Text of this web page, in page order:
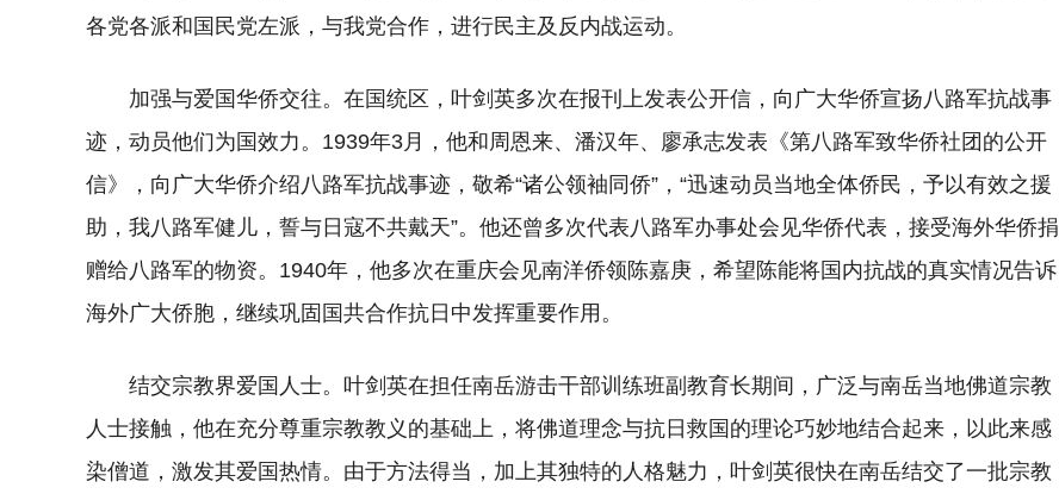
各党各派和国民党左派，与我党合作，进行民主及反内战运动。
加强与爱国华侨交往。在国统区，叶剑英多次在报刊上发表公开信，向广大华侨宣扬八路军抗战事
迹，动员他们为国效力。1939年3月，他和周恩来、潘汉年、廖承志发表《第八路军致华侨社团的公开
信》，向广大华侨介绍八路军抗战事迹，敬希“诸公领袖同侨”，“迅速动员当地全体侨民，予以有效之援
助，我八路军健儿，誓与日寇不共戴天”。他还曾多次代表八路军办事处会见华侨代表，接受海外华侨捐
赠给八路军的物资。1940年，他多次在重庆会见南洋侨领陈嘉庚，希望陈能将国内抗战的真实情况告诉
海外广大侨胞，继续巩固国共合作抗日中发挥重要作用。
结交宗教界爱国人士。叶剑英在担任南岳游击干部训练班副教育长期间，广泛与南岳当地佛道宗教
人士接触，他在充分尊重宗教教义的基础上，将佛道理念与抗日救国的理论巧妙地结合起来，以此来感
染僧道，激发其爱国热情。由于方法得当，加上其独特的人格魅力，叶剑英很快在南岳结交了一批宗教